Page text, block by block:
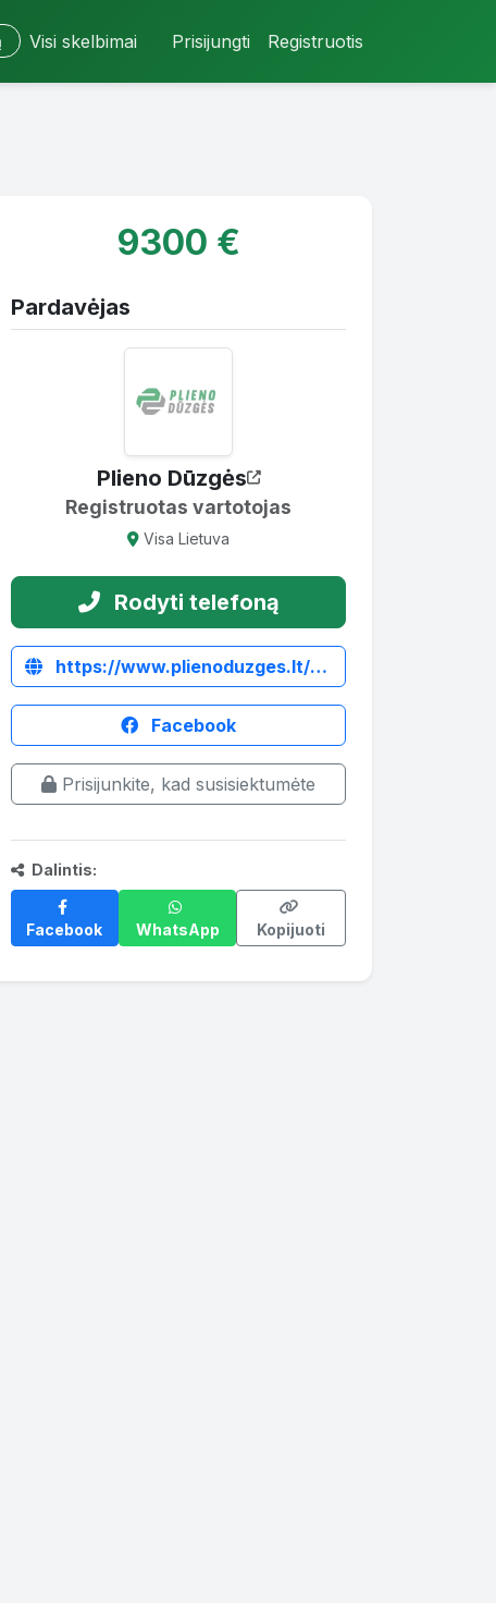
Visi skelbimai Prisijungti Registruotis
9300 €
Pardavėjas
Plieno Dūzgės
Registruotas vartotojas
Visa Lietuva
Rodyti telefoną
https://www.plienoduzges.lt/skysto-meslo-siurblys-ilgu-velenu
Facebook
Prisijunkite, kad susisiektumėte
Dalintis:
Facebook WhatsApp Kopijuoti